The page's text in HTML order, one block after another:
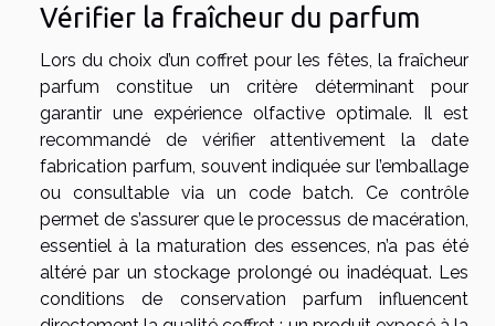
Vérifier la fraîcheur du parfum
Lors du choix d’un coffret pour les fêtes, la fraîcheur
parfum constitue un critère déterminant pour
garantir une expérience olfactive optimale. Il est
recommandé de vérifier attentivement la date
fabrication parfum, souvent indiquée sur l’emballage
ou consultable via un code batch. Ce contrôle
permet de s’assurer que le processus de macération,
essentiel à la maturation des essences, n’a pas été
altéré par un stockage prolongé ou inadéquat. Les
conditions de conservation parfum influencent